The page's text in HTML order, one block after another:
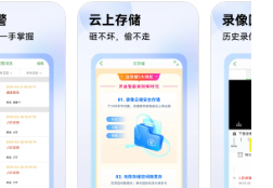
像预览、对讲、录像、截屏、
竖屏显示、不同网络环境播放
程录像回放、本地相册和录像